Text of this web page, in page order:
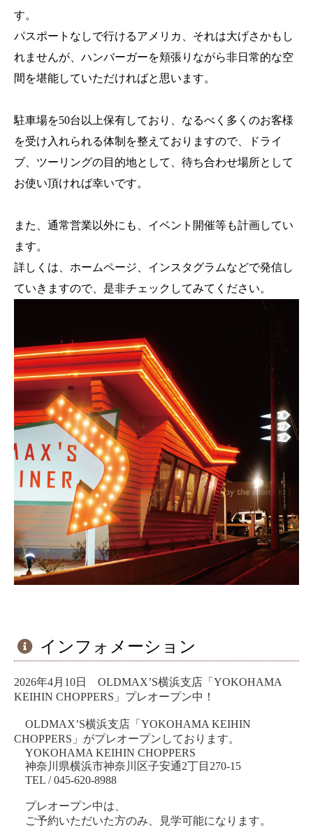
す。
パスポートなしで行けるアメリカ、それは大げさかもし
れませんが、ハンバーガーを頬張りながら非日常的な空
間を堪能していただければと思います。
駐車場を50台以上保有しており、なるべく多くのお客様
を受け入れられる体制を整えておりますので、ドライ
ブ、ツーリングの目的地として、待ち合わせ場所として
お使い頂ければ幸いです。
また、通常営業以外にも、イベント開催等も計画してい
ます。
詳しくは、ホームページ、インスタグラムなどで発信し
ていきますので、是非チェックしてみてください。
インフォメーション
2026年4月10日 OLDMAX’S横浜支店「YOKOHAMA
KEIHIN CHOPPERS」プレオープン中！
OLDMAX’S横浜支店「YOKOHAMA KEIHIN
CHOPPERS」がプレオープンしております。
YOKOHAMA KEIHIN CHOPPERS
神奈川県横浜市神奈川区子安通2丁目270-15
TEL / 045-620-8988
プレオープン中は、
ご予約いただいた方のみ、見学可能になります。